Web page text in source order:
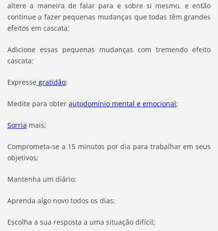
altere a maneira de falar para e sobre si mesmo, e então
continue a fazer pequenas mudanças que todas têm grandes
efeitos em cascata:
Adicione essas pequenas mudanças com tremendo efeito
cascata:
Expresse gratidão;
Medite para obter autodomínio mental e emocional;
Sorria mais;
Comprometa-se a 15 minutos por dia para trabalhar em seus
objetivos;
Mantenha um diário;
Aprenda algo novo todos os dias;
Escolha a sua resposta a uma situação difícil;